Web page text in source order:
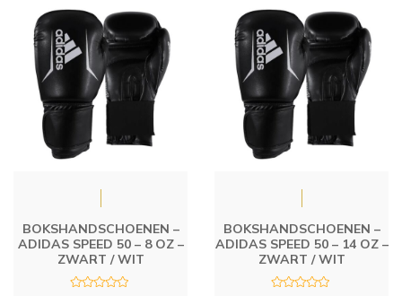
BOKSHANDSCHOENEN –
ADIDAS SPEED 50 – 8 OZ –
ZWART / WIT
BOKSHANDSCHOENEN –
ADIDAS SPEED 50 – 14 OZ –
ZWART / WIT